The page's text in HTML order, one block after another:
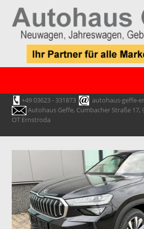
+49 03623 - 331873
autohaus-geffe-
Autohaus Geffe, Cumbacher Straße 17,
OT Ernstroda